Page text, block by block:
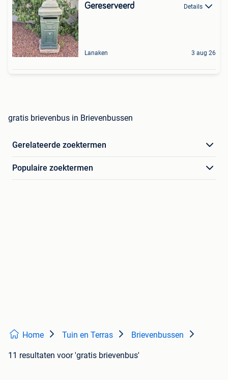
Gereserveerd Details
Lanaken 3 aug 26
gratis brievenbus in Brievenbussen
Gerelateerde zoektermen
Populaire zoektermen
Home Tuin en Terras Brievenbussen
11 resultaten voor 'gratis brievenbus'